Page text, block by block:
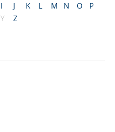
I J K L M N O
P
Y Z